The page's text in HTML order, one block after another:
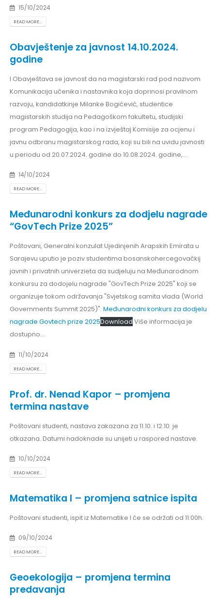
15/10/2024
READ MORE...
Obavještenje za javnost 14.10.2024.
godine
I Obavještava se javnost da na magistarski rad pod nazivom
Komunikacija učenika i nastavnika koja doprinosi pravilnom
razvoju, kandidatkinje Milanke Bogićević, studentice
magistarskih studija na Pedagoškom fakultetu, studijski
program Pedagogija, kao i na izvještaj Komisije za ocjenu i
javnu odbranu magistarskog rada, koji su bili na uvidu javnosti
u periodu od 20.07.2024. godine do 10.08.2024. godine,...
14/10/2024
READ MORE...
Međunarodni konkurs za dodjelu nagrade
“GovTech Prize 2025”
Poštovani, Generalni konzulat Ujedinjenih Arapskih Emirata u
Sarajevu uputio je poziv studentima bosanskohercegovačkij
javnih i privatnih univerzieta da sudjeluju na Međunarodnom
konkursu za dodojelu nagrade "GovTech Prize 2025" koji se
organizuje tokom održavanja "Svjetskog samita vlada (World
Governments Summit 2025)". Međunarodni konkurs za dodjelu
nagrade Govtech prize 2025Download Više informacija je
dostupno...
11/10/2024
READ MORE...
Prof. dr. Nenad Kapor – promjena
termina nastave
Poštovani studenti, nastava zakazana za 11.10. i 12.10. je
otkazana. Datumi nadoknade su unijeti u raspored nastave.
10/10/2024
READ MORE...
Matematika I – promjena satnice ispita
Poštovani studenti, ispit iz Matematike I će se održati od 11:00h.
09/10/2024
READ MORE...
Geoekologija – promjena termina
predavanja